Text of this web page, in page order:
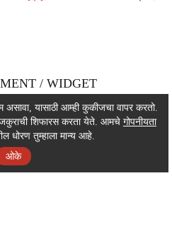
/ WIDGET
/ WIDGET
/ WIDGET
असावा, यासाठी आम्ही कुकीजचा वापर करतो.
शिफारस करता येते. आमचे गोपनीयता
धोरण तुम्हाला मान्य आहे.
ओके